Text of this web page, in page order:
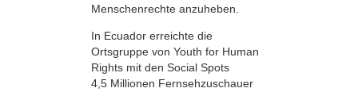
Menschenrechte anzuheben.
In Ecuador erreichte die
Ortsgruppe von Youth for Human
Rights mit den Social Spots
4,5 Millionen Fernsehzuschauer